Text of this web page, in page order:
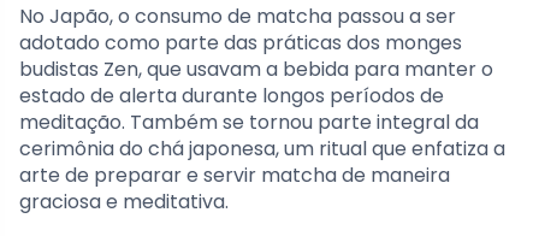
No Japão, o consumo de matcha passou a ser
adotado como parte das práticas dos monges
budistas Zen, que usavam a bebida para manter o
estado de alerta durante longos períodos de
meditação. Também se tornou parte integral da
cerimônia do chá japonesa, um ritual que enfatiza a
arte de preparar e servir matcha de maneira
graciosa e meditativa.